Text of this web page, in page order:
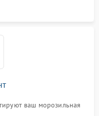
ваш морозильная